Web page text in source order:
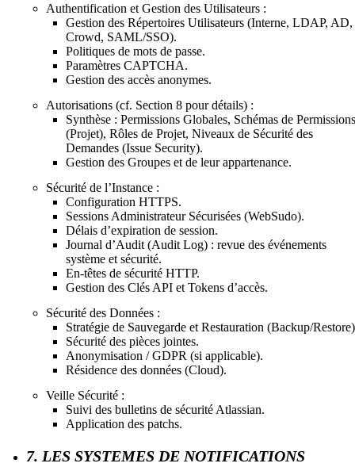
Authentification et Gestion des Utilisateurs :
Gestion des Répertoires Utilisateurs (Interne, LDAP, AD,
Crowd, SAML/SSO).
Politiques de mots de passe.
Paramètres CAPTCHA.
Gestion des accès anonymes.
Autorisations (cf. Section 8 pour détails) :
Synthèse : Permissions Globales, Schémas de Permissions
(Projet), Rôles de Projet, Niveaux de Sécurité des
Demandes (Issue Security).
Gestion des Groupes et de leur appartenance.
Sécurité de l’Instance :
Configuration HTTPS.
Sessions Administrateur Sécurisées (WebSudo).
Délais d’expiration de session.
Journal d’Audit (Audit Log) : revue des événements
système et sécurité.
En-têtes de sécurité HTTP.
Gestion des Clés API et Tokens d’accès.
Sécurité des Données :
Stratégie de Sauvegarde et Restauration (Backup/
Sécurité des pièces jointes.
Anonymisation / GDPR (si applicable).
Résidence des données (Cloud).
Veille Sécurité :
Suivi des bulletins de sécurité Atlassian.
Application des patchs.
7. LES SYSTEMES DE NOTIFICATIONS